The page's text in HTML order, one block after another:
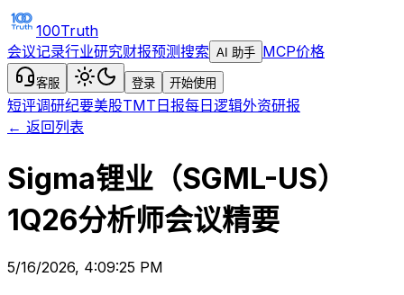
100Truth
会议记录行业研究财报预测搜索 AI 助手 MCP价格
客服 登录 开始使用
短评调研纪要美股TMT日报每日逻辑外资研报
← 返回列表
Sigma锂业（SGML-US）
1Q26分析师会议精要
5/16/2026, 4:09:25 PM